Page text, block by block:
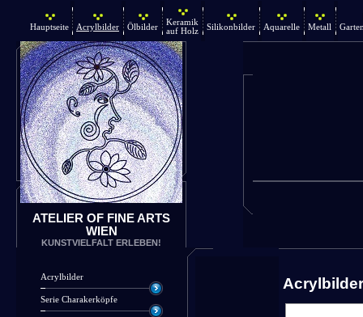
Hauptseite Acrylbilder Ölbilder
Keramik
auf Holz
Silikonbilder Aquarelle Metall
ATELIER OF FINE ARTS
WIEN
KUNSTVIELFALT ERLEBEN!
Acrylbilder
Serie Charakerköpfe
Acrylbilder